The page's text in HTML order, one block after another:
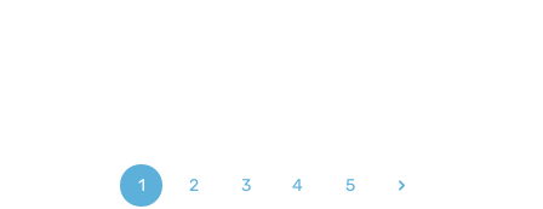
Seite
1
Seite
2
Seite
3
Seite
4
Seite
5